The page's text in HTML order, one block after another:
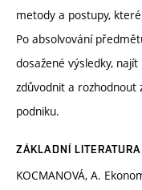
metody a postupy,
Po absolvování
dosažené výsledky,
zdůvodnit a rozhodnout
podniku.
ZÁKLADNÍ LITERATURA
KOCMANOVÁ, A.